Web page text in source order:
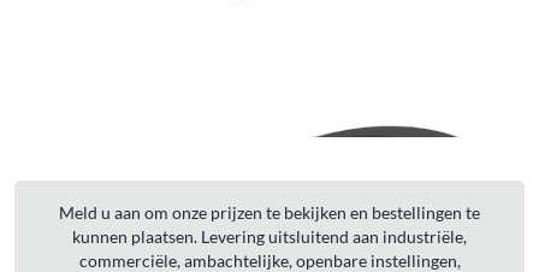
Meld u aan om onze prijzen te bekijken en bestellingen te
kunnen plaatsen. Levering uitsluitend aan industriële,
commerciële, ambachtelijke, openbare instellingen,